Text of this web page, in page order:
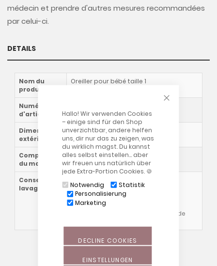
Hallo! Wir verwenden Cookies
– einige sind für den Shop
unverzichtbar, andere helfen
uns, dir nur das zu zeigen, was
du wirklich magst. Du kannst
alles selbst einstellen… aber
wir freuen uns natürlich über
jede Extra-Portion Cookies. 🍪
Notwendig
Statistik
Personalisierung
Marketing
EINSTELLUNGEN
DECLINE COOKIES
médecin et prendre d'autres mesures recommandées
par celui-ci.
DETAILS
Nom du
produit
Oreiller pour bébé taille 1
Numéro
d'article
Dimensions
extérieures
21 x 20 x 3 cm
Composition
du matériau
96% Polyester / 4% Baumwolle
Conseils de
lavage
Veuillez également consulter nos
Instructions de